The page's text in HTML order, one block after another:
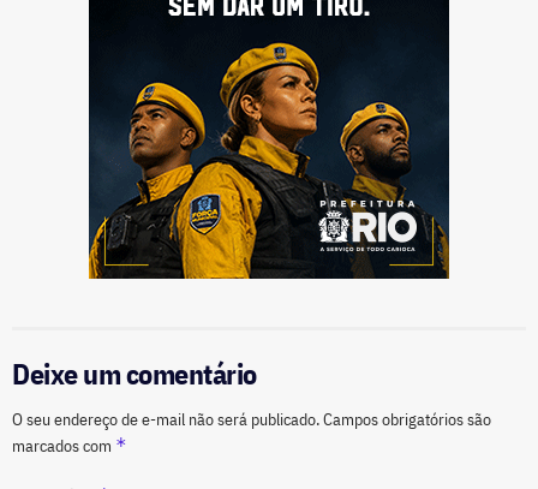
Deixe um comentário
O seu endereço de e-mail não será publicado.Campos obrigatórios são
marcados com *